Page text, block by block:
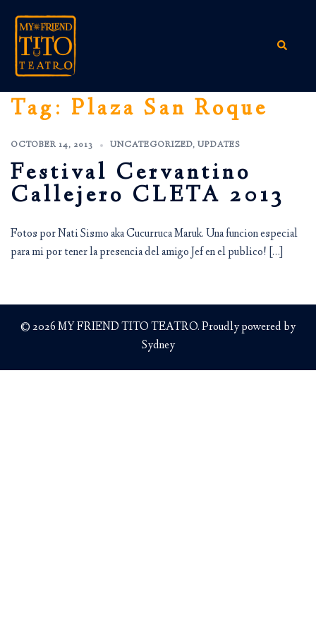
content
Search
Tag: Plaza San Roque
OCTOBER 14, 2013 UNCATEGORIZED, UPDATES
Festival Cervantino
Callejero CLETA 2013
Fotos por Nati Sismo aka Cucurruca Maruk. Una funcion especial
para mi por tener la presencia del amigo Jef en el publico! […]
© 2026 MY FRIEND TITO TEATRO. Proudly powered by
Sydney